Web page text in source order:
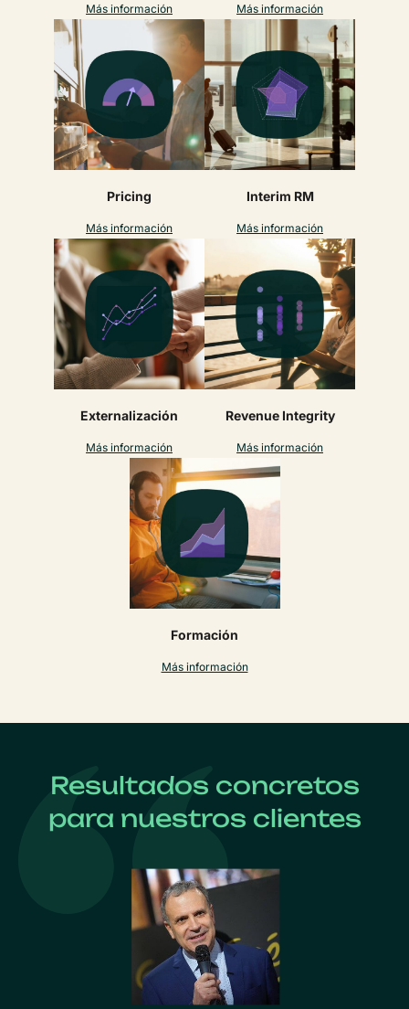
Más información Más información
Pricing
Más información
Interim RM
Más información
Externalización
Más información
Revenue Integrity
Más información
Formación
Más información
Resultados concretos
para nuestros clientes